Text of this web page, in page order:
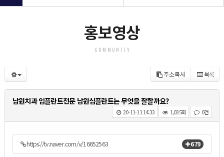
홍보영상
COMMUNITY
주소복사 목록
남원치과 임플란트전문 남원심플란트는 무엇을 잘할까요?
20-11-11 14:33 1,035회 0건
679
https://tv.naver.com/v/16652563